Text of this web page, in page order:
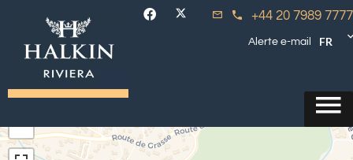
+44 20 7989 7777
Alerte e-mail FR
+
−